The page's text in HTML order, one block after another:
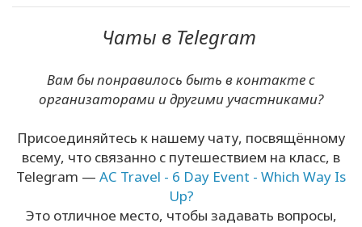
Чаты в Telegram
Вам бы понравилось быть в контакте с
организаторами и другими участниками?
Присоединяйтесь к нашему чату, посвящённому
всему, что связанно с путешествием на класс, в
Telegram — AC Travel - 6 Day Event - Which Way Is
Up?
Это отличное место, чтобы задавать вопросы,